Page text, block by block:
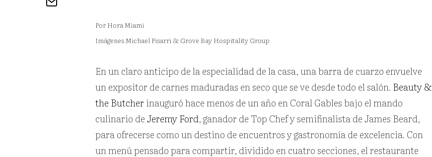
Por Hora Miami
Imágenes Michael Pisarri & Grove Bay Hospitality Group
En un claro anticipo de la especialidad de la casa, una barra de cuarzo envuelve
un expositor de carnes maduradas en seco que se ve desde todo el salón. Beauty &
the Butcher inauguró hace menos de un año en Coral Gables bajo el mando
culinario deJeremy Ford, ganador de Top Chef y semifinalista de James Beard,
para ofrecerse como un destino de encuentros y gastronomía de excelencia. Con
un menú pensado para compartir, dividido en cuatro secciones, el restaurante